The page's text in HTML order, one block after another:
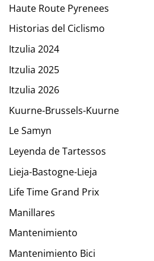
Haute Route Pyrenees
Historias del Ciclismo
Itzulia 2024
Itzulia 2025
Itzulia 2026
Kuurne-Brussels-Kuurne
Le Samyn
Leyenda de Tartessos
Lieja-Bastogne-Lieja
Life Time Grand Prix
Manillares
Mantenimiento
Mantenimiento Bici